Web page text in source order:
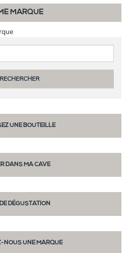
MARQUE
RECHERCHER
UNE BOUTEILLE
DANS MA CAVE
DÉGUSTATION
NOUS UNE MARQUE